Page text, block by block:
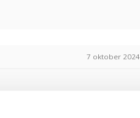
7 oktober 2024